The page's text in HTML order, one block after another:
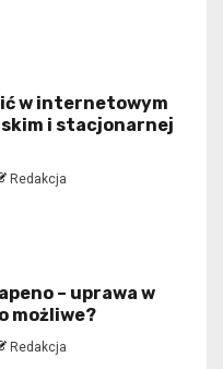
w internetowym
i stacjonarnej
Redakcja
– uprawa w
możliwe?
Redakcja